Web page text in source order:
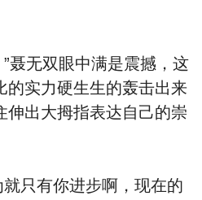
无双眼中满是震撼，这
的实力硬生生的轰击出来
伸出大拇指表达自己的崇
有你进步啊，现在的